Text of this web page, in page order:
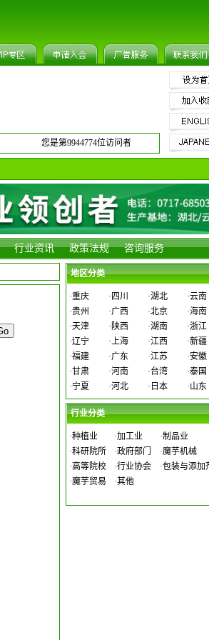
您是第9944774位访问者
行业资讯 政策法规 咨询服务
地区分类
·重庆 · 四川 ·湖北 ·云南
·贵州 ·广西 ·北京 ·海南
·天津 · 陕西 ·湖南 ·浙江
·辽宁 ·上海 ·江西 ·新疆
·福建 ·广东 ·江苏 ·安徽
·甘肃 ·河南 ·台湾 ·泰国
·宁夏 ·河北 · 日本 ·山东
行业分类
·种植业 ·加工业 ·制品业
·科研院所 ·政府部门 ·魔芋机械
·高等院校 ·行业协会 ·包装与添加
·魔芋贸易 ·其他